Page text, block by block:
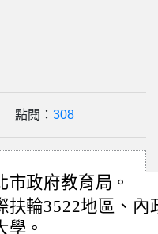
點閱： 308
政府教育局。
扶輪3522地區、內
學。